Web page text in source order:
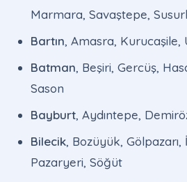
Marmara, Savaştepe,
Bartın, Amasra, Kurucaşile,
Batman, Beşiri, Gercüş,
Sason
Bayburt, Aydıntepe,
Bilecik, Bozüyük, Gölpazarı,
Pazaryeri, Söğüt